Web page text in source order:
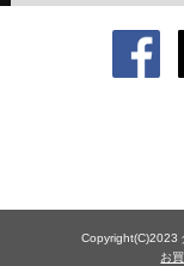
Copyright(C)2023
お